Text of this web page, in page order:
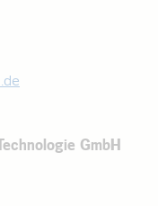
GmbH